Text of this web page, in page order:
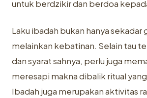
untuk berdzikir dan berdoa
Laku ibadah bukan hanya sekadar
melainkan kebatinan. Selain tau
dan syarat sahnya, perlu juga
meresapi makna dibalik ritual
Ibadah juga merupakan aktivitas